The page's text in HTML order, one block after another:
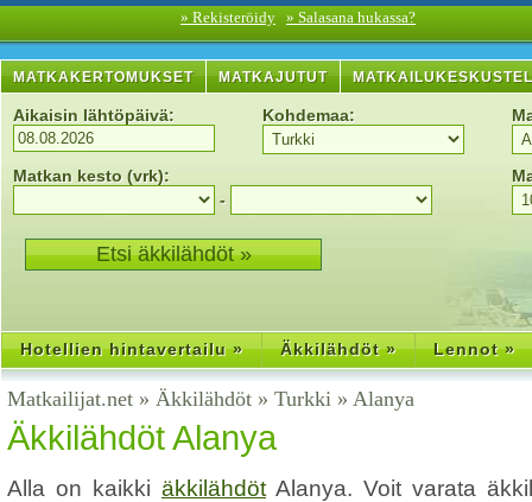
» Rekisteröidy » Salasana hukassa?
MATKAKERTOMUKSET MATKAJUTUT
Aikaisin lähtöpäivä: Kohdemaa:
Matkan kesto (vrk):
-
Hotellien hintavertailu » Äkkilähdöt » Lennot »
Matkailijat.net » Äkkilähdöt » Turkki » Alanya
Äkkilähdöt Alanya
Alla on kaikki äkkilähdöt Alanya. Voit varata